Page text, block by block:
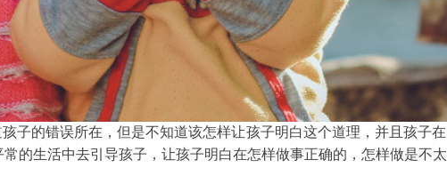
子的错误所在，但是不知道该怎样让孩子明白这个道理，并且孩子
的生活中去引导孩子，让孩子明白在怎样做事正确的，怎样做是不